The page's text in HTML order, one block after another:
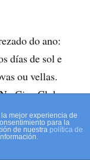
do ano:
días de sol e
ou vellas.
Cine Clube
e algunhas
“volta ao cole”.
mejor experiencia de
para la
de nuestra política de